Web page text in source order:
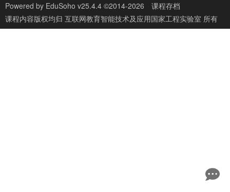
Powered by EduSoho v25.4.4 ©2014-2026
课程存档
课程内容版权均归 互联网教育智能技术及应用国家工程实验室 所有